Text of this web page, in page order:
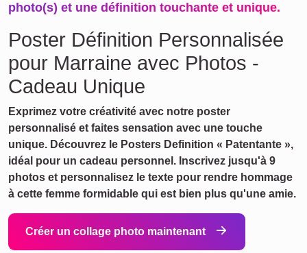
photo(s) et une définition touchante et unique.
Poster Définition Personnalisée
pour Marraine avec Photos -
Cadeau Unique
Exprimez votre créativité avec notre poster
personnalisé et faites sensation avec une touche
unique. Découvrez le Posters Definition « Patentante »,
idéal pour un cadeau personnel. Inscrivez jusqu'à 9
photos et personnalisez le texte pour rendre hommage
à cette femme formidable qui est bien plus qu'une amie.
Créer un collage photo maintenant